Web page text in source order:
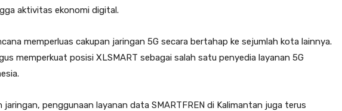
aktivitas ekonomi digital.
memperluas cakupan jaringan 5G secara bertahap ke sejumlah kota lainnya.
memperkuat posisi XLSMART sebagai salah satu penyedia layanan 5G
jaringan, penggunaan layanan data SMARTFREN di Kalimantan juga terus